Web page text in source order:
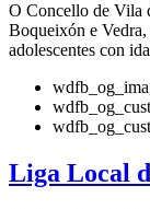
O Concello de Vila
Boqueixón e Vedra,
adolescentes con
Liga Local